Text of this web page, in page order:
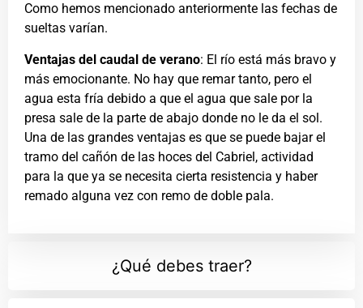
¿Qué debes traer?
Como hemos mencionado anteriormente las fechas de
sueltas varían.
Ventajas del caudal de verano: El río está más bravo y
más emocionante. No hay que remar tanto, pero el
agua esta fría debido a que el agua que sale por la
presa sale de la parte de abajo donde no le da el sol.
Una de las grandes ventajas es que se puede bajar el
tramo del cañón de las hoces del Cabriel, actividad
para la que ya se necesita cierta resistencia y haber
remado alguna vez con remo de doble pala.